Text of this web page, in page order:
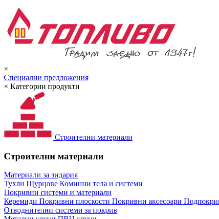
×
Специални предложения
× Категории продукти
Строителни материали
Строителни материали
Материали за зидария
Тухли Щурцове Коминни тела и системи
Покривни системи и материали
Керемиди Покривни плоскости Покривни аксесоари
Отводнителни системи за покрив